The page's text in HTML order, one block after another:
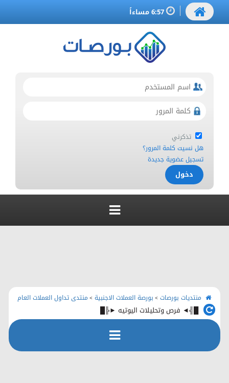
تذكرني
هل نسيت كلمة المرور؟
تسجيل عضوية جديدة
الرئيسية
منتديات بورصات > بورصة العملات الاجنبية > منتدى تداول العملات العام
█╣◄ فرص وتحليلات اليوتيه ►╠█